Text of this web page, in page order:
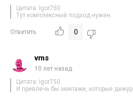
Цитата: Igor750
Тут комплексный подход нужен.
Ответить 0
vms
10 лет назад
Цитата: Igor750
И привлечь бы экипажи, которые